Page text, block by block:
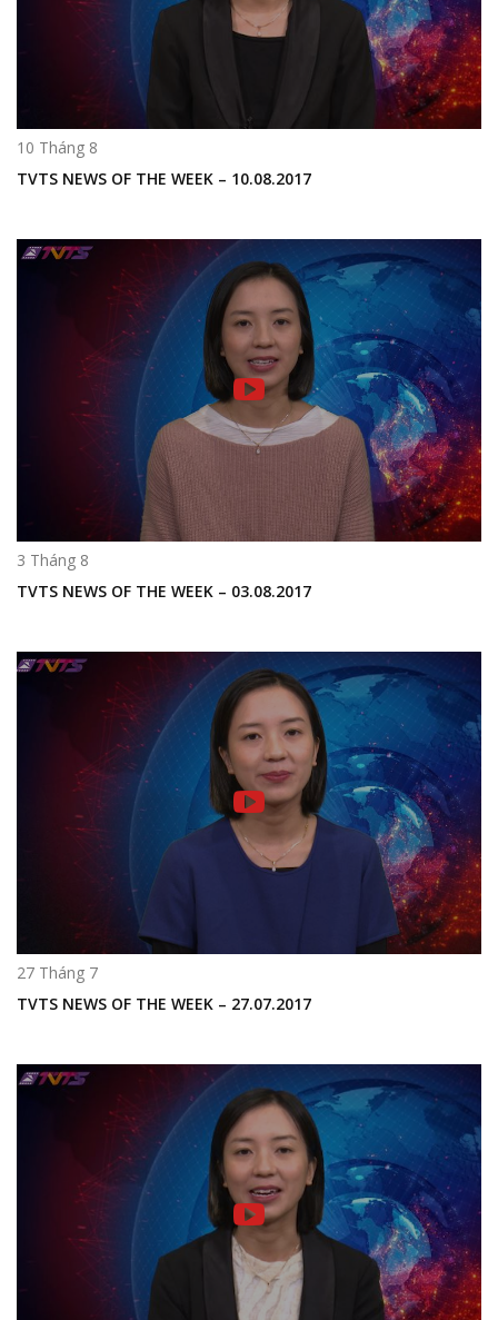
10 Tháng 8
TVTS NEWS OF THE WEEK – 10.08.2017
3 Tháng 8
TVTS NEWS OF THE WEEK – 03.08.2017
27 Tháng 7
TVTS NEWS OF THE WEEK – 27.07.2017